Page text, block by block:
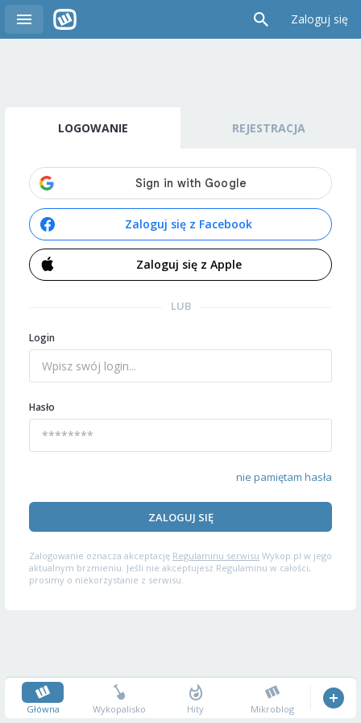
Zaloguj się
LOGOWANIE REJESTRACJA
Zaloguj się z Facebook
Zaloguj się z Apple
LUB
Login
Hasło
nie pamiętam hasła
ZALOGUJ SIĘ
Zalogowanie oznacza akceptację Regulaminu serwisu Wykop.pl w jego
aktualnym brzmieniu. Jeśli nie akceptujesz Regulaminu w całości,
prosimy o niekorzystanie z serwisu.
Główna Wykopalisko Hity Mikroblog